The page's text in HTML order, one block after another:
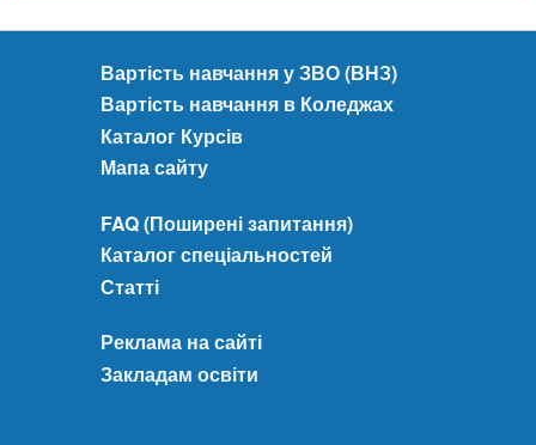
Вартість навчання у ЗВО (ВНЗ)
Вартість навчання в Коледжах
Каталог Курсів
Мапа сайту
FAQ (Поширені запитання)
Каталог спеціальностей
Статті
Реклама на сайті
Закладам освіти